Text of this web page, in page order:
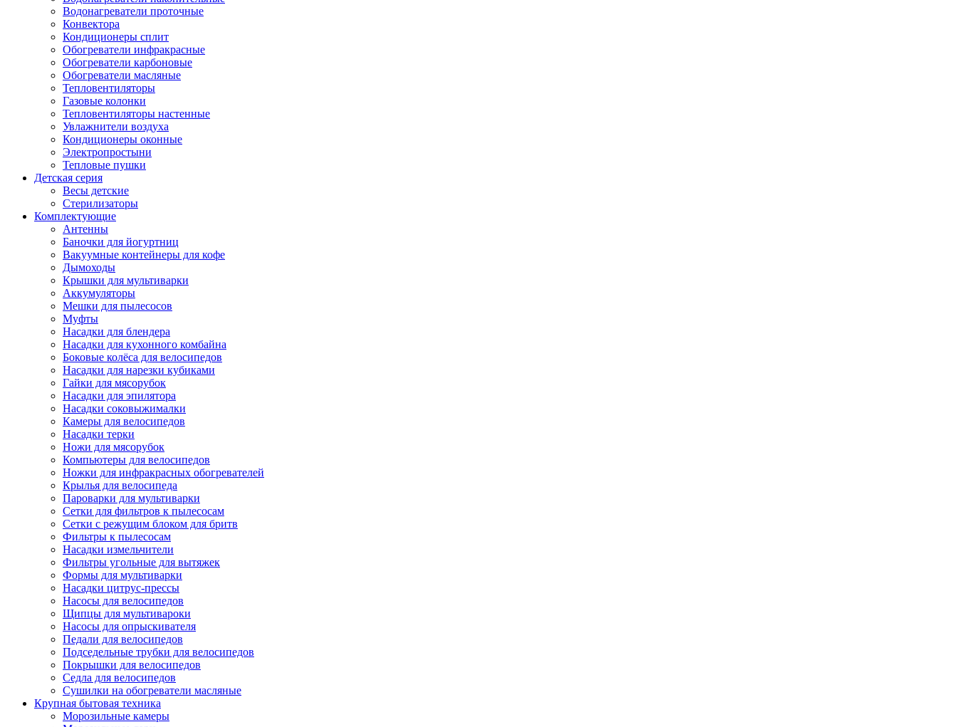
Водонагреватели проточные
Конвектора
Кондиционеры сплит
Обогреватели инфракрасные
Обогреватели карбоновые
Обогреватели масляные
Тепловентиляторы
Газовые колонки
Тепловентиляторы настенные
Увлажнители воздуха
Кондиционеры оконные
Электропростыни
Тепловые пушки
Детская серия
Весы детские
Стерилизаторы
Комплектующие
Антенны
Баночки для йогуртниц
Вакуумные контейнеры для кофе
Дымоходы
Крышки для мультиварки
Аккумуляторы
Мешки для пылесосов
Муфты
Насадки для блендера
Насадки для кухонного комбайна
Боковые колёса для велосипедов
Насадки для нарезки кубиками
Гайки для мясорубок
Насадки для эпилятора
Насадки соковыжималки
Камеры для велосипедов
Насадки терки
Ножи для мясорубок
Компьютеры для велосипедов
Ножки для инфракрасных обогревателей
Крылья для велосипеда
Пароварки для мультиварки
Сетки для фильтров к пылесосам
Сетки с режущим блоком для бритв
Фильтры к пылесосам
Насадки измельчители
Фильтры угольные для вытяжек
Формы для мультиварки
Насадки цитрус-прессы
Насосы для велосипедов
Щипцы для мультивароки
Насосы для опрыскивателя
Педали для велосипедов
Подседельные трубки для велосипедов
Покрышки для велосипедов
Седла для велосипедов
Сушилки на обогреватели масляные
Крупная бытовая техника
Морозильные камеры